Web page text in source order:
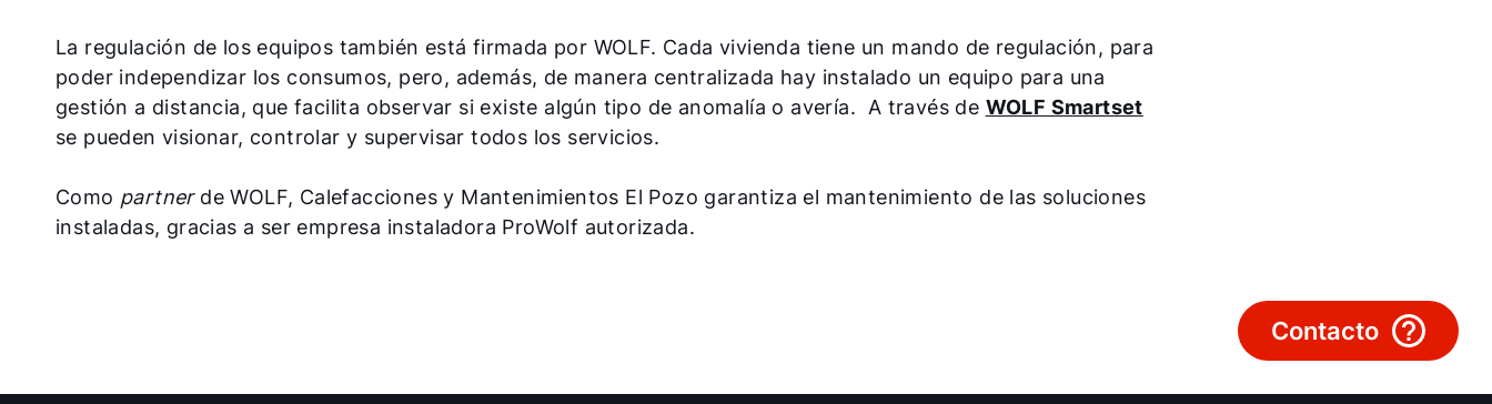
La regulación de los equipos también está firmada por WOLF. Cada vivienda tiene un mando de regulación, para
poder independizar los consumos, pero, además, de manera centralizada hay instalado un equipo para una
gestión a distancia, que facilita observar si existe algún tipo de anomalía o avería. A través de WOLF Smartset
se pueden visionar, controlar y supervisar todos los servicios.
Como partnerde WOLF, Calefacciones y Mantenimientos El Pozo garantiza el mantenimiento de las soluciones
instaladas, gracias a ser empresa instaladora ProWolf autorizada.
Serviço ao cliente
Ferramentas
Ligações importantes
Contacto